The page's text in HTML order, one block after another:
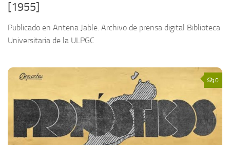
[1955]
Publicado en Antena Jable. Archivo de prensa digital Biblioteca
Universitaria de la ULPGC
0